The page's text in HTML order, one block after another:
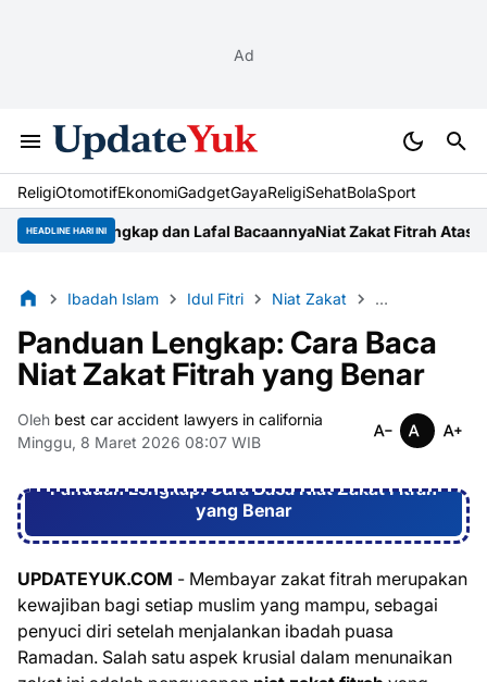
Ad
ReligiOtomotifEkonomiGadgetGayaReligiSehatBolaSport
HEADLINE HARI INI
Lengkap dan Lafal BacaannyaNiat Zakat Fitrah Atas Nama
Ibadah Islam Idul Fitri Niat Zakat Ramadan
Panduan Lengkap: Cara Baca
Niat Zakat Fitrah yang Benar
Oleh best car accident lawyers in california
Minggu, 8 Maret 2026 08:07 WIB
Panduan Lengkap: Cara Baca Niat Zakat Fitrah
yang Benar
UPDATEYUK.COM - Membayar zakat fitrah merupakan
kewajiban bagi setiap muslim yang mampu, sebagai
penyuci diri setelah menjalankan ibadah puasa
Ramadan. Salah satu aspek krusial dalam menunaikan